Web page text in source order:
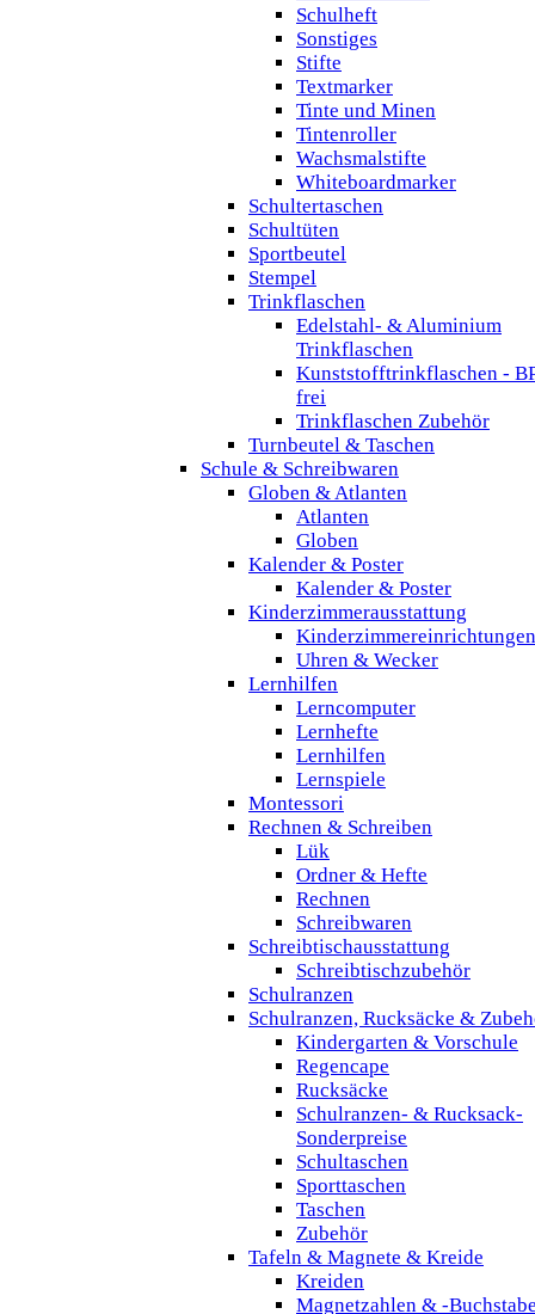
Schulheft
Sonstiges
Stifte
Textmarker
Tinte und Minen
Tintenroller
Wachsmalstifte
Whiteboardmarker
Schultertaschen
Schultüten
Sportbeutel
Stempel
Trinkflaschen
Edelstahl- & Aluminium
Trinkflaschen
Kunststofftrinkflaschen -
frei
Trinkflaschen Zubehör
Turnbeutel & Taschen
Schule & Schreibwaren
Globen & Atlanten
Atlanten
Globen
Kalender & Poster
Kalender & Poster
Kinderzimmerausstattung
Kinderzimmereinrichtungen
Uhren & Wecker
Lernhilfen
Lerncomputer
Lernhefte
Lernhilfen
Lernspiele
Montessori
Rechnen & Schreiben
Lük
Ordner & Hefte
Rechnen
Schreibwaren
Schreibtischausstattung
Schreibtischzubehör
Schulranzen
Schulranzen, Rucksäcke &
Kindergarten & Vorschule
Regencape
Rucksäcke
Schulranzen- & Rucksack-
Sonderpreise
Schultaschen
Sporttaschen
Taschen
Zubehör
Tafeln & Magnete & Kreide
Kreiden
Magnetzahlen & -